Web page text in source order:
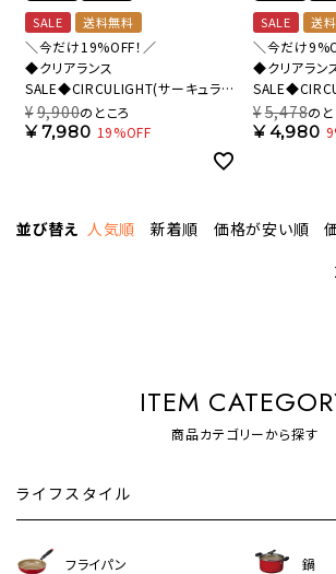
SALE 送料無料
＼今だけ19%OFF！／
◆クリアランス
SALE◆CIRCULIGHT(サーキュライ
ト) 人感センサー付き ソケットシリ
ーズ E17モデル 調色タイプ
¥9,900のところ
¥7,980 19%OFF
SALE 送
＼今だけ
◆クリアラン
ト) ソケット
電球色タイプ
¥5,478のと
¥4,980
並び替え 人気順 新着順 価格が安い順
ITEM
商品カテゴリーから探す
ライフスタイル
フライパン 鍋